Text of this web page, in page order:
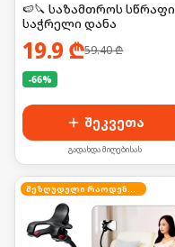
🍉🔪 საზამთროს სწრაფი
საჭრელი დანა
19.9 ₾59.40₾
-66%
შეკვეთა
გადახდა მიღებისას
შეზღუდული რაოდენობა